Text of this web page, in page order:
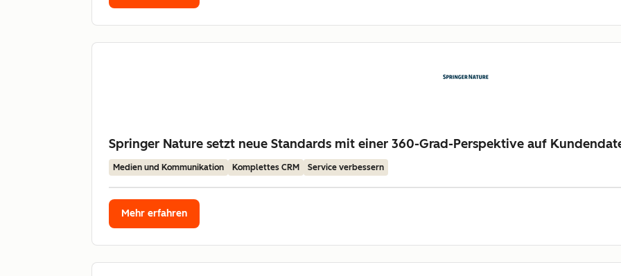
Springer Nature setzt neue Standards mit einer 360-Grad-Perspektive auf
Medien und Kommunikation Komplettes CRM Service verbessern
Mehr erfahren